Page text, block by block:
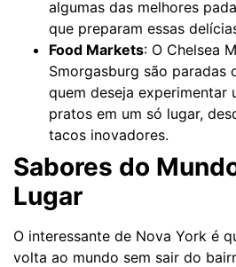
algumas das melhores
que preparam essas
Food Markets: O Chelsea
Smorgasburg são paradas
quem deseja experimentar
pratos em um só lugar,
tacos inovadores.
Sabores do
Lugar
O interessante de Nova York é
volta ao mundo sem sair do